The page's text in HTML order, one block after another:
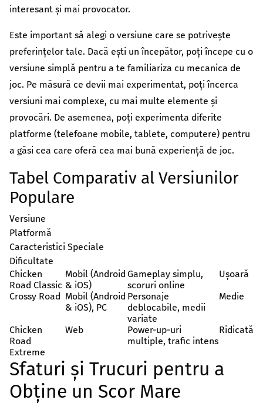
interesant și mai provocator.
Este important să alegi o versiune care se potrivește
preferințelor tale. Dacă ești un începător, poți începe cu o
versiune simplă pentru a te familiariza cu mecanica de
joc. Pe măsură ce devii mai experimentat, poți încerca
versiuni mai complexe, cu mai multe elemente și
provocări. De asemenea, poți experimenta diferite
platforme (telefoane mobile, tablete, computere) pentru
a găsi cea care oferă cea mai bună experiență de joc.
Tabel Comparativ al Versiunilor
Populare
Versiune
Platformă
Caracteristici Speciale
Dificultate
Chicken
Road Classic
Mobil (Android
& iOS)
Gameplay simplu,
scoruri online
Ușoară
Crossy Road Mobil (Android
& iOS), PC
Personaje
deblocabile, medii
variate
Medie
Chicken
Road
Extreme
Web
Power-up-uri
multiple, trafic intens
Ridicată
Sfaturi și Trucuri pentru a
Obține un Scor Mare